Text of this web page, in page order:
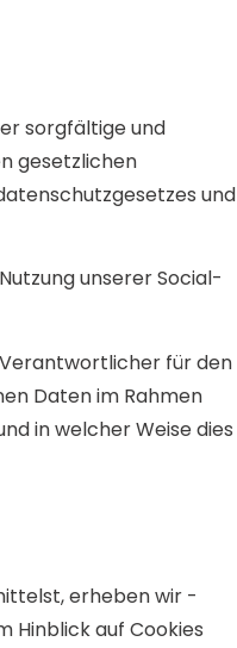
sorgfältige und
gesetzlichen
und
unserer Social-
Verantwortlicher für den
Daten im Rahmen
in welcher Weise dies
erheben wir -
Hinblick auf Cookies